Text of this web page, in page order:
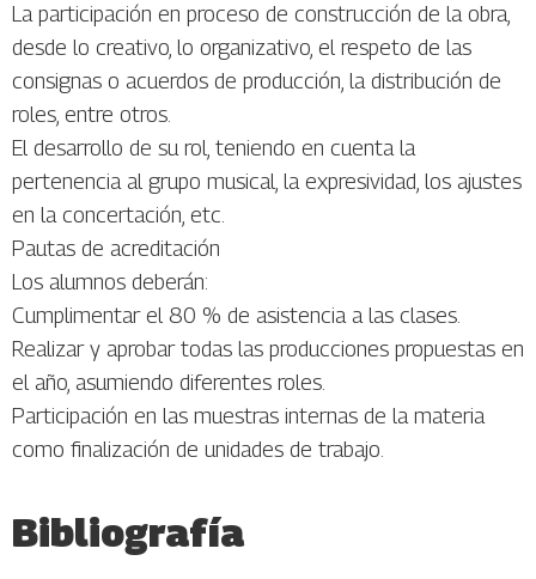
La participación en proceso de construcción de la obra,
desde lo creativo, lo organizativo, el respeto de las
consignas o acuerdos de producción, la distribución de
roles, entre otros.
El desarrollo de su rol, teniendo en cuenta la
pertenencia al grupo musical, la expresividad, los ajustes
en la concertación, etc.
Pautas de acreditación
Los alumnos deberán:
Cumplimentar el 80 % de asistencia a las clases.
Realizar y aprobar todas las producciones propuestas en
el año, asumiendo diferentes roles.
Participación en las muestras internas de la materia
como finalización de unidades de trabajo.
Bibliografía